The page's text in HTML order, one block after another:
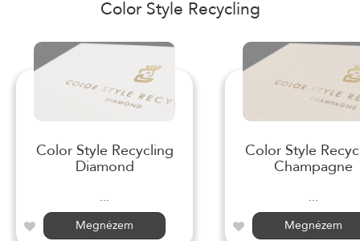
Color Style Recycling
Color Style Recycling
Diamond
...
Megnézem
Color Style
Champagne
...
Megnézem